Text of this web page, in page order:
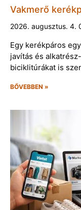
Vakmerő
2026. augusztus. 4.
Egy kerékpáros
javítás és
biciklitúrákat is
BŐVEBBEN »